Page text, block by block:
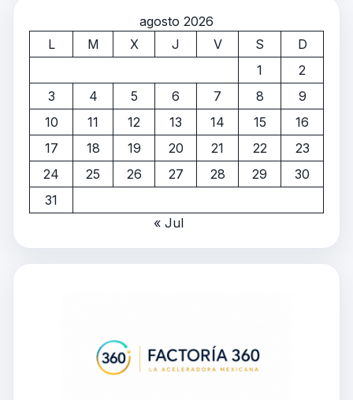
agosto 2026
L
M X J V S
D
1
2
3
4 5 6 7 8
9
10
11 12 13 14 15
16
17
18 19 20 21 22
23
24
25 26 27 28 29
30
31
« Jul